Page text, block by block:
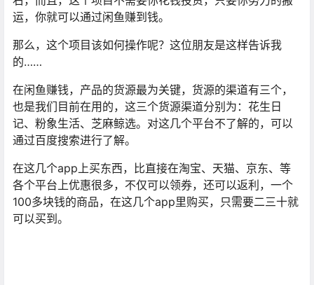
运，你就可以通过闲鱼赚到钱。
那么，这个项目该如何操作呢？这位朋友是这样告诉我
的……
在闲鱼赚钱，产品的货源最为关键，货源的渠道有三个，
也是我们目前在用的，这三个货源渠道分别为：花生日
记、粉象生活、芝麻鲸选。对这几个平台不了解的，可以
通过百度搜索进行了解。
在这几个app上买东西，比直接在淘宝、天猫、京东、等
各个平台上优惠很多，不仅可以领券，还可以返利，一个
100多块钱的商品，在这几个app里购买，只需要二三十就
可以买到。